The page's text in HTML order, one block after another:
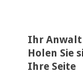
Ihr Anwalt
Holen Sie
Ihre Seite